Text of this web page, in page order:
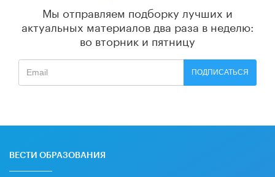
Мы отправляем подборку лучших и
актуальных материалов два раза в неделю:
во вторник и пятницу
ПОДПИСАТЬСЯ
ВЕСТИ ОБРАЗОВАНИЯ